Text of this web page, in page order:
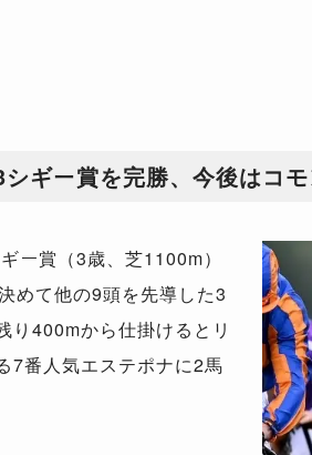
ギー賞を完勝、今後はコ
ー賞（3歳、芝1100m）
めて他の9頭を先導した3
り400mから仕掛けるとリ
7番人気エステポナに2馬